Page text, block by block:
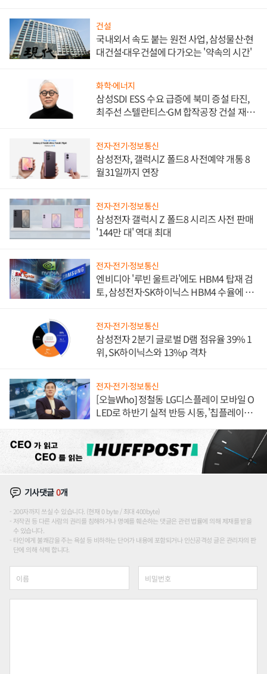
건설
국내외서 속도 붙는 원전 사업, 삼성물산·현
대건설·대우건설에 다가오는 '약속의 시간'
화학·에너지
삼성SDI ESS 수요 급증에 북미 증설 타진,
최주선 스텔란티스·GM 합작공장 건설 재추
전자·전기·정보통신
삼성전자, 갤럭시Z 폴드8 사전예약 개통 8
월31일까지 연장
전자·전기·정보통신
삼성전자 갤럭시 Z 폴드8 시리즈 사전 판매
'144만 대' 역대 최대
전자·전기·정보통신
엔비디아 '루빈 울트라'에도 HBM4 탑재 검
토, 삼성전자·SK하이닉스 HBM4 수율에 주
전자·전기·정보통신
삼성전자 2분기 글로벌 D램 점유율 39% 1
위, SK하이닉스와 13%p 격차
전자·전기·정보통신
[오늘Who] 정철동 LG디스플레이 모바일 O
LED로 하반기 실적 반등 시동, '칩플레이
기사댓글0개
200자까지 쓰실 수 있습니다. (현재 0 byte / 최대 400byte)
저작권 등 다른 사람의 권리를 침해하거나 명예를 훼손하는 댓글은 관련 법률에 의해 제재를 받을
수 있습니다.
타인에게 불쾌감을 주는 욕설 등 비하하는 단어가 내용에 포함되거나 인신공격성 글은 관리자의 판
단에 의해 삭제 합니다.